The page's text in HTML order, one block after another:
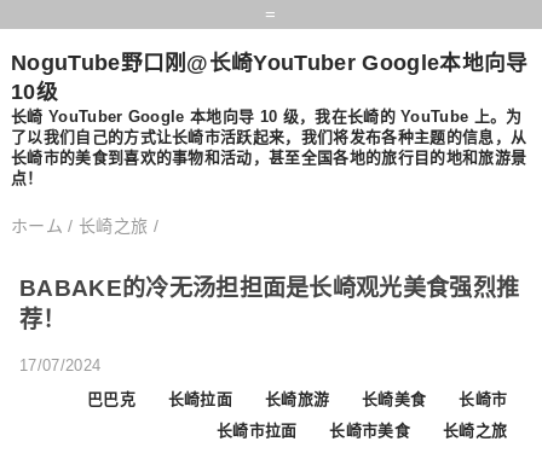
=
NoguTube野口刚@长崎YouTuber Google本地向导
10级
长崎 YouTuber Google 本地向导 10 级，我在长崎的 YouTube 上。为
了以我们自己的方式让长崎市活跃起来，我们将发布各种主题的信息，从
长崎市的美食到喜欢的事物和活动，甚至全国各地的旅行目的地和旅游景
点！
ホーム / 长崎之旅 /
BABAKE的冷无汤担担面是长崎观光美食强烈推
荐！
17/07/2024
巴巴克
长崎拉面 长崎旅游 长崎美食
长崎市
长崎市拉面
长崎市美食 长崎之旅